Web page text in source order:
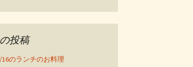
投稿
16のランチのお料理